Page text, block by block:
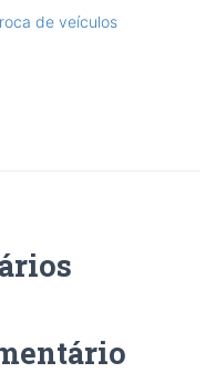
de veículos